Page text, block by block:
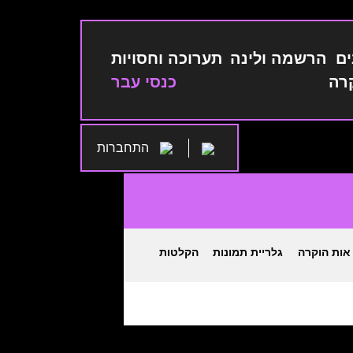
הרשמה ולינה תערוכה וחסויות
כנסי עבר
התחברות
אות הוקרה גלריית תמונות הקלטות